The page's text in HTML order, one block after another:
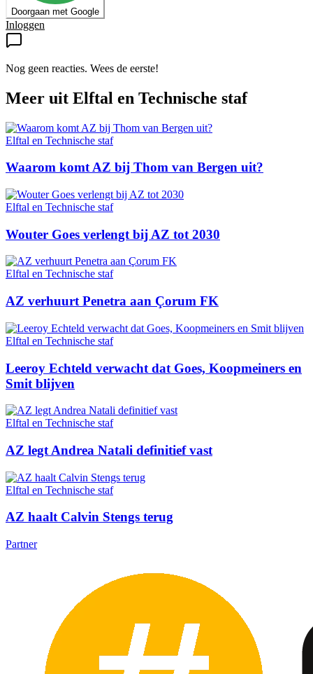
Doorgaan met Google
Inloggen
Nog geen reacties. Wees de eerste!
Meer uit Elftal en Technische staf
Elftal en Technische staf
Waarom komt AZ bij Thom van Bergen uit?
Elftal en Technische staf
Wouter Goes verlengt bij AZ tot 2030
Elftal en Technische staf
AZ verhuurt Penetra aan Çorum FK
Elftal en Technische staf
Leeroy Echteld verwacht dat Goes, Koopmeiners en
Smit blijven
Elftal en Technische staf
AZ legt Andrea Natali definitief vast
Elftal en Technische staf
AZ haalt Calvin Stengs terug
Partner